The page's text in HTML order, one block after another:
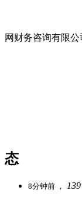
网财务咨询有限
态
8分钟前 ，